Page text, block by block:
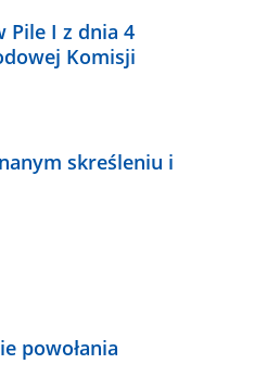
Pile I z dnia 4
Komisji
skreśleniu i
powołania